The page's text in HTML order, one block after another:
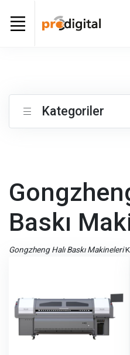
Kategoriler
Baskı
Gongzheng Halı Baskı Makineleri